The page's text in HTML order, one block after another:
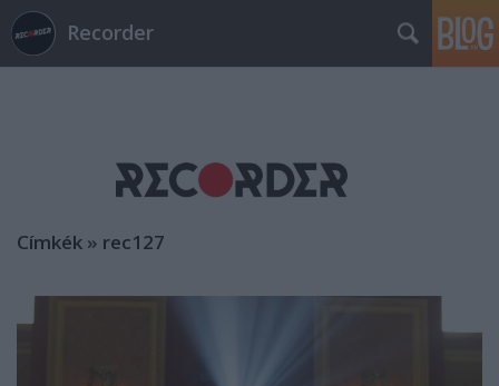
Recorder
Címkék » rec127